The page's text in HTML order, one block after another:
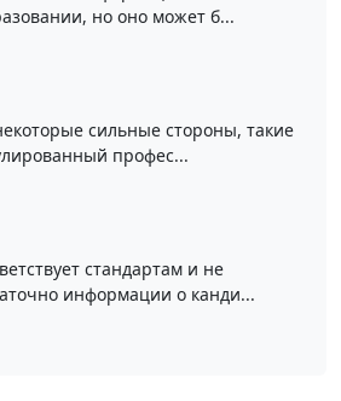
но оно может б...
сильные стороны, такие
профес...
стандартам и не
информации о канди...